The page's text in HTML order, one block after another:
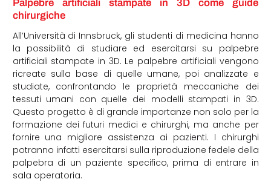
Palpebre artificiali stampate in 3D come guide
chirurgiche
All’Università di Innsbruck, gli studenti di medicina hanno
la possibilità di studiare ed esercitarsi su palpebre
artificiali stampate in 3D. Le palpebre artificiali vengono
ricreate sulla base di quelle umane, poi analizzate e
studiate, confrontando le proprietà meccaniche dei
tessuti umani con quelle dei modelli stampati in 3D.
Questo progetto è di grande importanze non solo per la
formazione dei futuri medici e chirurghi, ma anche per
fornire una migliore assistenza ai pazienti. I chirurghi
potranno infatti esercitarsi sulla riproduzione fedele della
palpebra di un paziente specifico, prima di entrare in
sala operatoria.